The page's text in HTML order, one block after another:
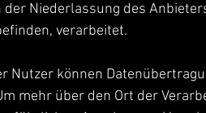
der Niederlassung des
verarbeitet.
Nutzer können
mehr über den Ort der